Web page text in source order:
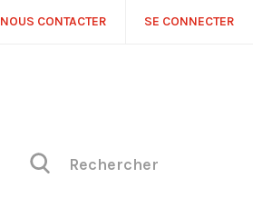
NOUS CONTACTER SE CONNECTER